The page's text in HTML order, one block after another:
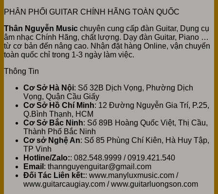
PHÂN PHỐI GUITAR CHÍNH HÃNG TOÀN QUỐC
Thân Nguyễn Music chuyên cung cấp đàn Guitar, Dụng cụ
âm nhạc Chính Hãng, chất lượng. Dạy đàn Guitar, Piano …
từ cơ bản đến nâng cao. Nhận đặt hàng Online, vận chuyển
toàn quốc chỉ trong 1-3 ngày làm việc.
Thông Tin
Cơ Sở Hà Nội: Số 32B Dịch Vọng, Phường Dịch
Vọng, Quận Cầu Giấy
Cơ Sở Hồ Chí Minh: 12 Đường Nguyễn Gia Trí, P.25,
Q.Bình Thạnh, HCM
Cơ Sở Bắc Ninh: Số 89B Hoàng Quốc Việt, Thị Cầu,
Thành Phố Bắc Ninh
Cơ sở Nghệ An: Số 85 Phùng Chí Kiên, Hà Huy Tập,
TP Vinh
Hotline/Zalo:: 082.548.9999 / 0919.421.540
Email : thannguyenguitar@gmail.com
Đối Tác Liên kết:: www.manyluxmusic.com /
www.guitarcaugiay.com / www.guitarluongson.com